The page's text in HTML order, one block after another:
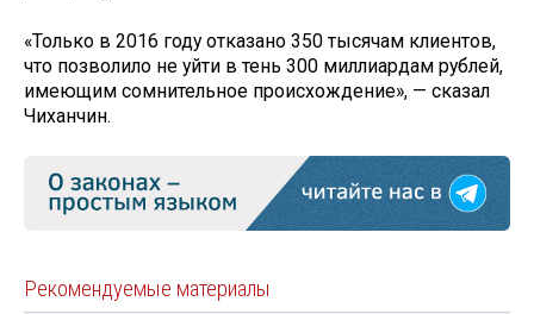
«Только в 2016 году отказано 350 тысячам клиентов,
что позволило не уйти в тень 300 миллиардам рублей,
имеющим сомнительное происхождение», — сказал
Чиханчин.
Рекомендуемые материалы